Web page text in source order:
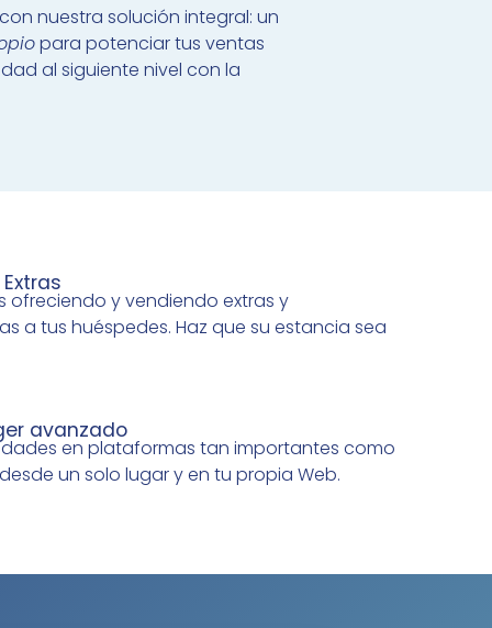
nuestra solución integral: un
para potenciar tus ventas
al siguiente nivel con la
ofreciendo y vendiendo extras y
a tus huéspedes. Haz que su estancia sea
avanzado
en plataformas tan importantes como
un solo lugar y en tu propia Web.